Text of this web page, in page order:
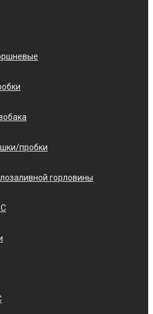
пробки
горловины